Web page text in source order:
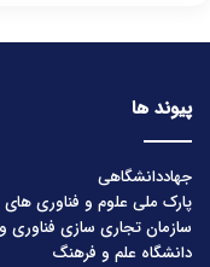
پیوند ها
جهاددانشگاهی
پارک ملی علوم و فناوری
سازمان تجاری سازی فناوری
دانشگاه علم و فرهنگ